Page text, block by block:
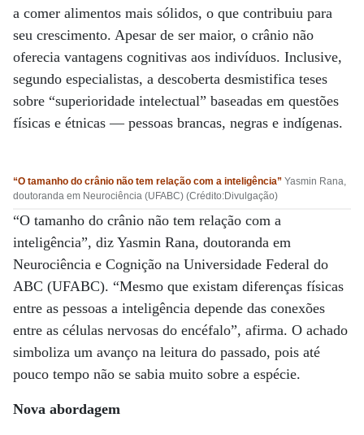
a comer alimentos mais sólidos, o que contribuiu para
seu crescimento. Apesar de ser maior, o crânio não
oferecia vantagens cognitivas aos indivíduos. Inclusive,
segundo especialistas, a descoberta desmistifica teses
sobre “superioridade intelectual” baseadas em questões
físicas e étnicas — pessoas brancas, negras e indígenas.
“O tamanho do crânio não tem relação com a inteligência” Yasmin Rana,
doutoranda em Neurociência (UFABC) (Crédito:Divulgação)
“O tamanho do crânio não tem relação com a
inteligência”, diz Yasmin Rana, doutoranda em
Neurociência e Cognição na Universidade Federal do
ABC (UFABC). “Mesmo que existam diferenças físicas
entre as pessoas a inteligência depende das conexões
entre as células nervosas do encéfalo”, afirma. O achado
simboliza um avanço na leitura do passado, pois até
pouco tempo não se sabia muito sobre a espécie.
Nova abordagem